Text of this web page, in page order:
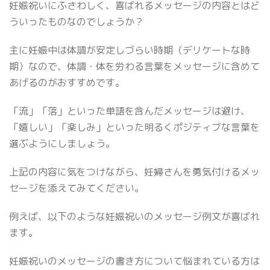
妊娠祝いにふさわしく、喜ばれるメッセージの内容とはど
ういったものなのでしょうか？
主に妊娠中は体調が安定しづらい時期（デリケートな時
期）なので、体調・体を労わる言葉をメッセージに含めて
あげるのがおすすめです。
「流」「落」といった単語を含んだメッセージは避け、
「嬉しい」「楽しみ」といった明るくポジティブな言葉を
選ぶようにしましょう。
上記の内容に気をつけながら、妊婦さんを勇気付けるメッ
セージを添えてみてください。
例えば、以下のような妊娠祝いのメッセージ例文が喜ばれ
ます。
妊娠祝いのメッセージの書き方について悩まれている方は